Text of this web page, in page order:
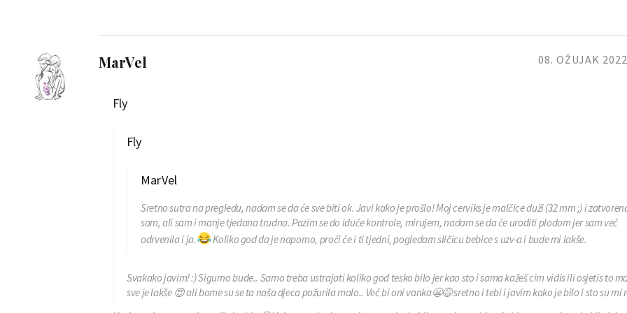
MarVel 08. OŽUJAK
Fly
Fly
MarVel
Sretno sutra na pregledu, nadam se da će sve biti ok. Javi kako je prošlo! Moj cerviks je malčice duži (32 mm ;) i
sam, ali sam i manje tjedana trudna. Pazim se do iduće kontrole, mirujem, nadam se da će uroditi plodom jer sam već
odrvenila i ja.
Koliko god da je naporno, proći će i ti tjedni, pogledam sličicu bebice s uzv-a i bude mi lakše.
Svakako javim! :) Sigurno bude.. Samo treba ustrajati koliko god tesko bilo jer kao sto i sama kažeš cim vidis ili osjetis to
sve je lakše 😍 ali bome su se ta naša djeca požurila malo.. Već bi oni vanka😬😅 sretno i tebi i javim kako je bilo i sto su mi